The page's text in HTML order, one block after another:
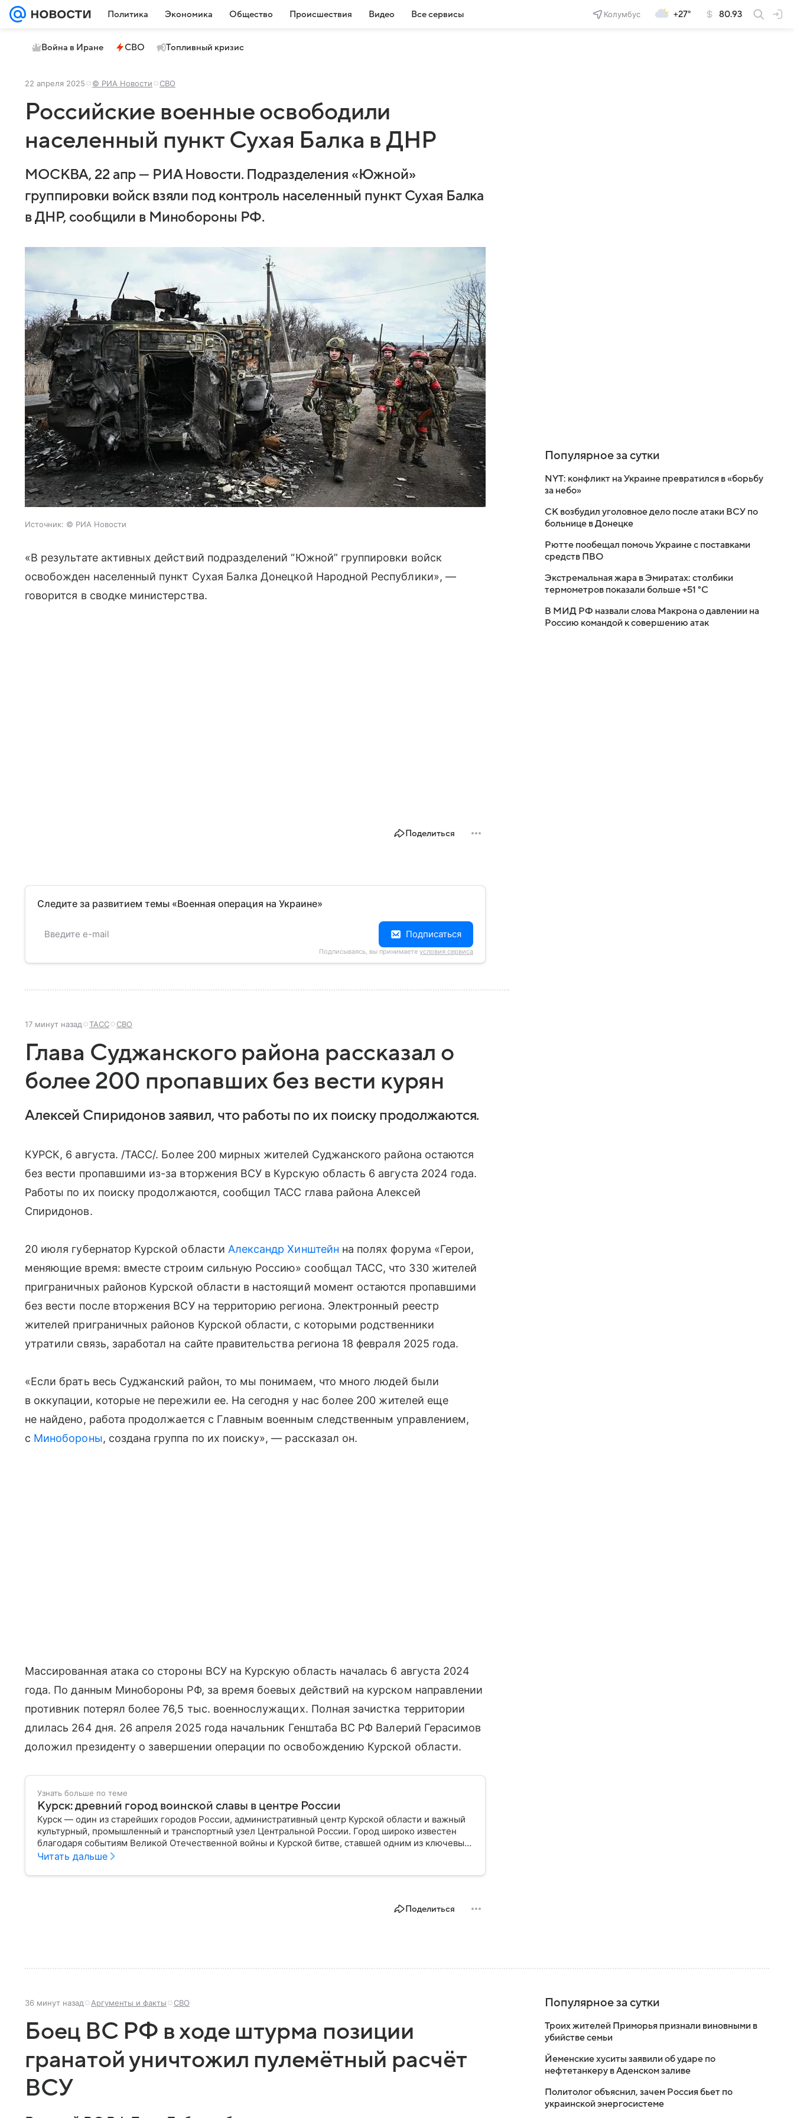
Политика Экономика Общество Происшествия Видео Все сервисы Колумбус +27° 80.93
Война в Иране СВО Топливный кризис
22 апреля 2025 © РИА Новости СВО
Российские военные освободили
населенный пункт Сухая Балка в ДНР
МОСКВА, 22 апр — РИА Новости. Подразделения «Южной»
группировки войск взяли под контроль населенный пункт Сухая Балка
в ДНР, сообщили в Минобороны РФ.
Источник: © РИА Новости
«В результате активных действий подразделений “Южной” группировки войск
освобожден населенный пункт Сухая Балка Донецкой Народной Республики», —
говорится в сводке министерства.
Поделиться
Следите за развитием темы «Военная операция на Украине»
Подписаться
Подписываясь, вы принимаете условия сервиса
17 минут назад ТАСС СВО
Глава Суджанского района рассказал о
более 200 пропавших без вести курян
Алексей Спиридонов заявил, что работы по их поиску продолжаются.
КУРСК, 6 августа. /ТАСС/. Более 200 мирных жителей Суджанского района остаются
без вести пропавшими из-за вторжения ВСУ в Курскую область 6 августа 2024 года.
Работы по их поиску продолжаются, сообщил ТАСС глава района Алексей
Спиридонов.
20 июля губернатор Курской области Александр Хинштейн на полях форума «Герои,
меняющие время: вместе строим сильную Россию» сообщал ТАСС, что 330 жителей
приграничных районов Курской области в настоящий момент остаются пропавшими
без вести после вторжения ВСУ на территорию региона. Электронный реестр
жителей приграничных районов Курской области, с которыми родственники
утратили связь, заработал на сайте правительства региона 18 февраля 2025 года.
«Если брать весь Суджанский район, то мы понимаем, что много людей были
в оккупации, которые не пережили ее. На сегодня у нас более 200 жителей еще
не найдено, работа продолжается с Главным военным следственным управлением,
с Минобороны, создана группа по их поиску», — рассказал он.
Массированная атака со стороны ВСУ на Курскую область началась 6 августа 2024
года. По данным Минобороны РФ, за время боевых действий на курском направлении
противник потерял более 76,5 тыс. военнослужащих. Полная зачистка территории
длилась 264 дня. 26 апреля 2025 года начальник Генштаба ВС РФ Валерий Герасимов
доложил президенту о завершении операции по освобождению Курской области.
Узнать больше по теме
Курск: древний город воинской славы в центре России
Курск — один из старейших городов России, административный центр Курской области и важный
культурный, промышленный и транспортный узел Центральной России. Город широко известен
благодаря событиям Великой Отечественной войны и Курской битве, ставшей одним из ключевых
сражений в мировой истории. Собрали главное о нем.
Читать дальше
Поделиться
Популярное за сутки
NYT: конфликт на Украине превратился в «борьбу
за небо»
СК возбудил уголовное дело после атаки ВСУ по
больнице в Донецке
Рютте пообещал помочь Украине с поставками
средств ПВО
Экстремальная жара в Эмиратах: столбики
термометров показали больше +51 °C
В МИД РФ назвали слова Макрона о давлении на
Россию командой к совершению атак
36 минут назад Аргументы и факты СВО
Боец ВС РФ в ходе штурма позиции
гранатой уничтожил пулемётный расчёт
ВСУ
Популярное за сутки
Троих жителей Приморья признали виновными в
убийстве семьи
Йеменские хуситы заявили об ударе по
нефтетанкеру в Аденском заливе
Политолог объяснил, зачем Россия бьет по
украинской энергосистеме